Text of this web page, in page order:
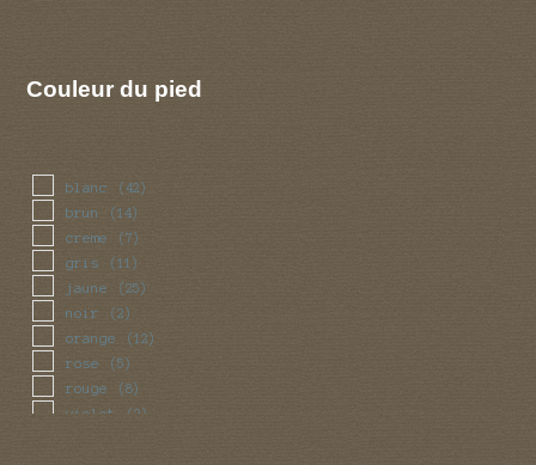
Couleur du pied
blanc (42)
brun (14)
creme (7)
gris (11)
jaune (25)
noir (2)
orange (12)
rose (5)
rouge (8)
violet (2)